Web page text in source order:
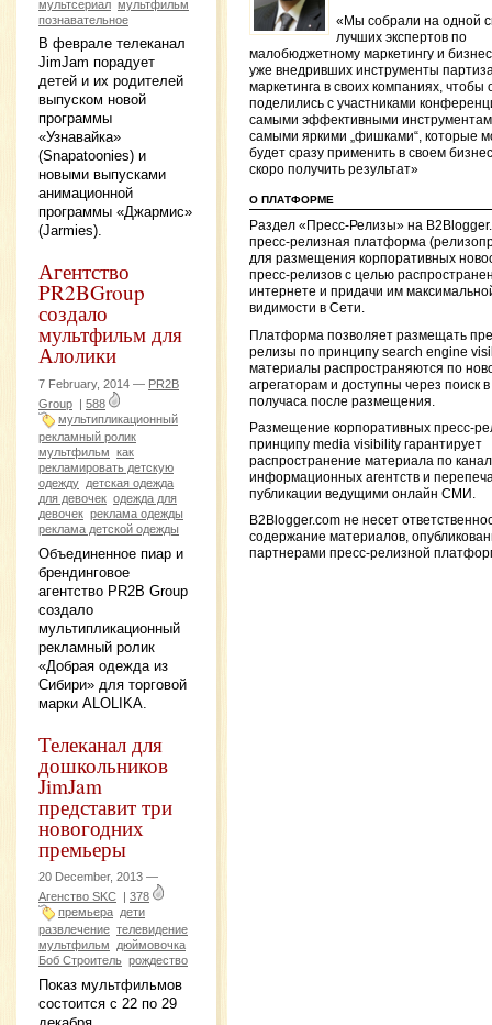
мультсериал мультфильм
познавательное
В феврале телеканал
JimJam порадует
детей и их родителей
выпуском новой
программы
«Узнавайка»
(Snapatoonies) и
новыми выпусками
анимационной
программы «Джармис»
(Jarmies).
Агентство
PR2BGroup
создало
мультфильм для
Алолики
7 February, 2014 — PR2B
Group | 588
мультипликационный
рекламный ролик
мультфильм как
рекламировать детскую
одежду детская одежда
для девочек одежда для
девочек реклама одежды
реклама детской одежды
Объединенное пиар и
брендинговое
агентство PR2B Group
создало
мультипликационный
рекламный ролик
«Добрая одежда из
Сибири» для торговой
марки ALOLIKA.
Телеканал для
дошкольников
JimJam
представит три
новогодних
премьеры
20 December, 2013 —
Агенство SKC
378
премьера дети
развлечение телевидение
мультфильм
дюймовочка
Боб Строитель рождество
Показ мультфильмов
состоится с 22 по 29
«Мы собрали на одной
лучших экспертов по
малобюджетному маркетингу и
уже внедривших инструменты
маркетинга в своих компаниях, чтобы
поделились с участниками
самыми эффективными
самыми яркими „фишками“, которые
будет сразу применить в своем
скоро получить результат»
О ПЛАТФОРМЕ
Раздел «Пресс-Релизы» на
пресс-релизная платформа
для размещения корпоративных
пресс-релизов с целью
интернете и придачи им
видимости в Сети.
Платформа позволяет размещать
релизы по принципу search engine
материалы распространяются по
агрегаторам и доступны через поиск
получаса после размещения.
Размещение корпоративных пресс-
принципу media visibility гарантирует
распространение материала по
информационных агентств и
публикации ведущими онлайн СМИ.
B2Blogger.com не несет
содержание материалов,
партнерами пресс-релизной